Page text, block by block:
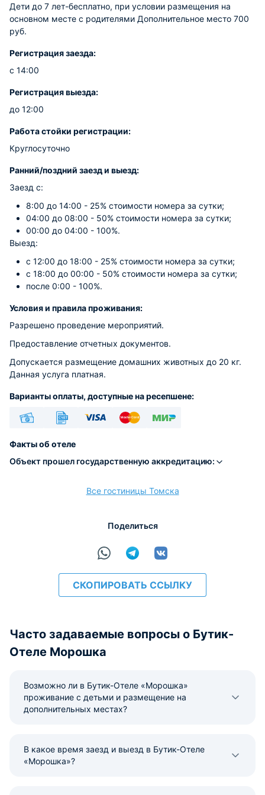
Дети до 7 лет-бесплатно, при условии размещения на
основном месте с родителями Дополнительное место 700
руб.
Регистрация заезда:
с 14:00
Регистрация выезда:
до 12:00
Работа стойки регистрации:
Круглосуточно
Ранний/поздний заезд и выезд:
Заезд с:
8:00 до 14:00 - 25% стоимости номера за сутки;
04:00 до 08:00 - 50% стоимости номера за сутки;
00:00 до 04:00 - 100%.
Выезд:
с 12:00 до 18:00 - 25% стоимости номера за сутки;
с 18:00 до 00:00 - 50% стоимости номера за сутки;
после 0:00 - 100%.
Условия и правила проживания:
Разрешено проведение мероприятий.
Предоставление отчетных документов.
Допускается размещение домашних животных до 20 кг.
Данная услуга платная.
Варианты оплаты, доступные на ресепшене:
Факты об отеле
Объект прошел государственную аккредитацию:
Все гостиницы Томска
Поделиться
СКОПИРОВАТЬ ССЫЛКУ
Часто задаваемые вопросы о Бутик-
Отеле Морошка
Возможно ли в Бутик-Отеле «Морошка»
проживание с детьми и размещение на
дополнительных местах?
В какое время заезд и выезд в Бутик-Отеле
«Морошка»?